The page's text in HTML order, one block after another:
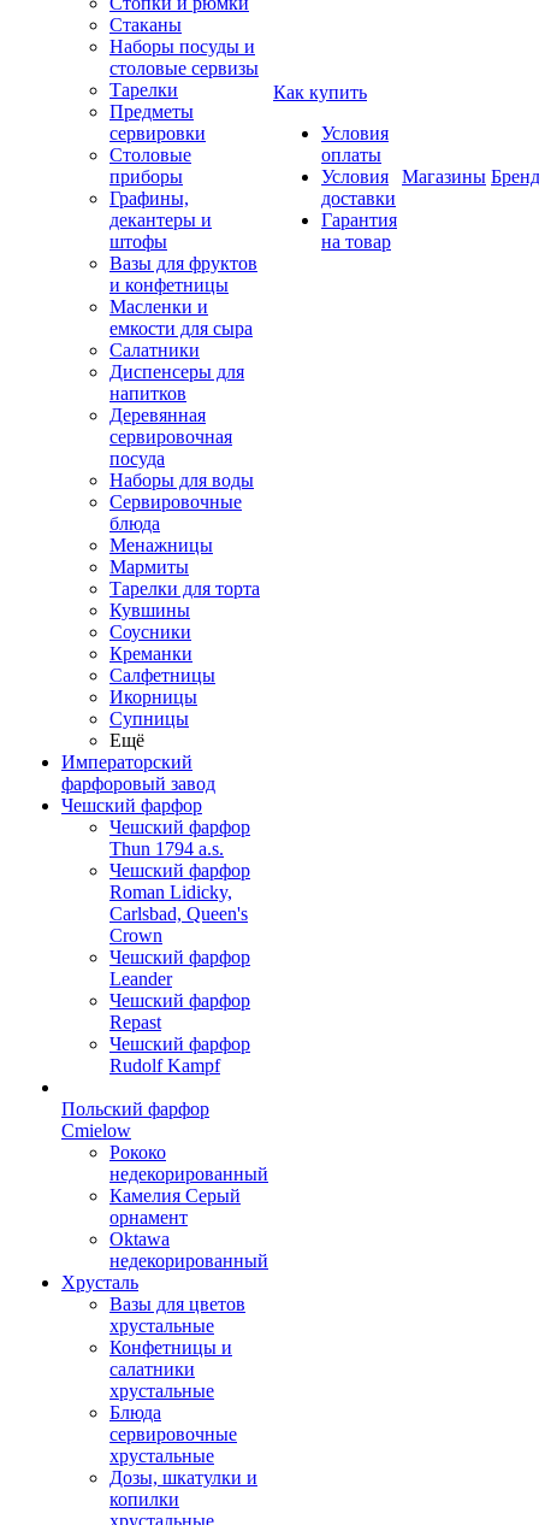
Стаканы
Наборы посуды и
столовые сервизы
Тарелки
Предметы
сервировки
Столовые
приборы
Графины,
декантеры и
штофы
Вазы для фруктов
и конфетницы
Масленки и
емкости для сыра
Салатники
Диспенсеры для
напитков
Деревянная
сервировочная
посуда
Наборы для воды
Сервировочные
блюда
Менажницы
Мармиты
Тарелки для торта
Кувшины
Соусники
Креманки
Салфетницы
Икорницы
Супницы
Ещё
Императорский
фарфоровый завод
Чешский фарфор
Чешский фарфор
Thun 1794 a.s.
Чешский фарфор
Roman Lidicky,
Carlsbad, Queen's
Crown
Чешский фарфор
Leander
Чешский фарфор
Repast
Чешский фарфор
Rudolf Kampf
Польский фарфор
Сmielow
Рококо
недекорированный
Камелия Серый
орнамент
Oktawa
недекорированный
Хрусталь
Вазы для цветов
хрустальные
Конфетницы и
салатники
хрустальные
Блюда
сервировочные
хрустальные
Дозы, шкатулки и
копилки
хрустальные
Как купить
Условия
оплаты
Условия
доставки
Гарантия
на товар
Магазины